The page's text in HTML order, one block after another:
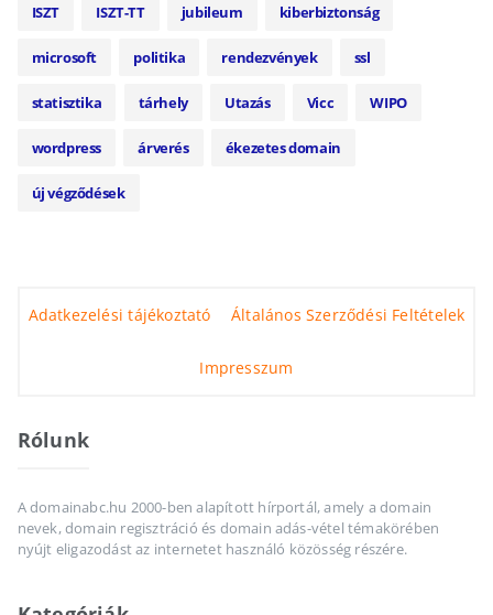
ISZT ISZT-TT jubileum kiberbiztonság
microsoft politika rendezvények ssl
statisztika tárhely Utazás Vicc WIPO
wordpress árverés ékezetes domain
új végződések
Adatkezelési tájékoztató Általános Szerződési Feltételek
Impresszum
Rólunk
A domainabc.hu 2000-ben alapított hírportál, amely a domain
nevek, domain regisztráció és domain adás-vétel témakörében
nyújt eligazodást az internetet használó közösség részére.